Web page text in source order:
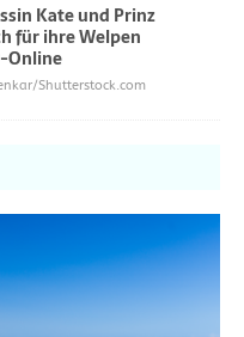
Kate und Prinz
für ihre Welpen
Online
Shutterstock.com